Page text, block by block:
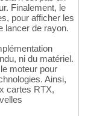
Finalement, le
pour afficher les
lancer de rayon.
ni du matériel.
moteur pour
Ainsi,
cartes RTX,